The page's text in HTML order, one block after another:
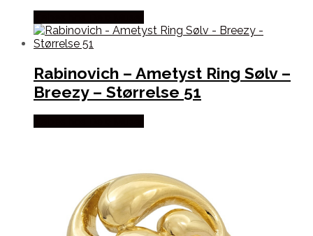
Rabinovich – Ametyst Ring Sølv –
Breezy – Størrelse 51